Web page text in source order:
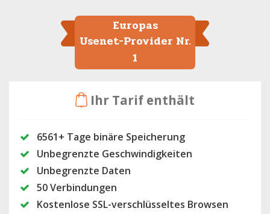
Europas
Usenet-Provider Nr.
1
Ihr Tarif enthält
6561+ Tage binäre Speicherung
Unbegrenzte Geschwindigkeiten
Unbegrenzte Daten
50Verbindungen
Kostenlose SSL-verschlüsseltes Browsen